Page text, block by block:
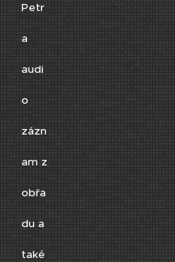
Petr
a
audi
o
zázn
am z
obřa
du a
také